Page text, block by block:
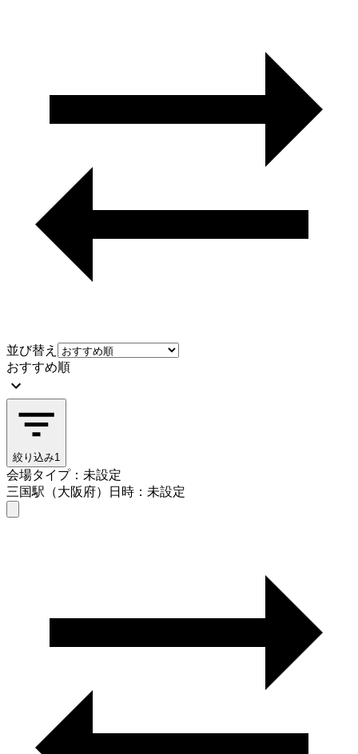
並び替え
おすすめ順
絞り込み1
会場タイプ：未設定
三国駅（大阪府）
日時：未設定